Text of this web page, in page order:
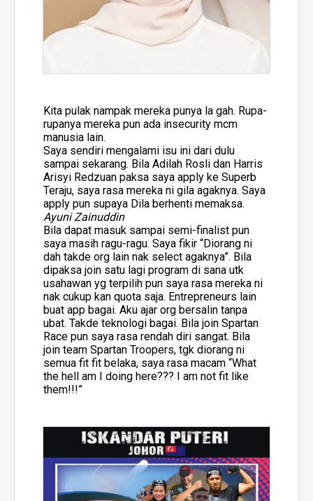
Kita pulak nampak mereka punya la gah. Rupa-
rupanya mereka pun ada insecurity mcm
manusia lain.
Saya sendiri mengalami isu ini dari dulu
sampai sekarang. Bila Adilah Rosli dan Harris
Arisyi Redzuan paksa saya apply ke Superb
Teraju, saya rasa mereka ni gila agaknya. Saya
apply pun supaya Dila berhenti memaksa.
Ayuni Zainuddin
Bila dapat masuk sampai semi-finalist pun
saya masih ragu-ragu. Saya fikir “Diorang ni
dah takde org lain nak select agaknya”. Bila
dipaksa join satu lagi program di sana utk
usahawan yg terpilih pun saya rasa mereka ni
nak cukup kan quota saja. Entrepreneurs lain
buat app bagai. Aku ajar org bersalin tanpa
ubat. Takde teknologi bagai. Bila join Spartan
Race pun saya rasa rendah diri sangat. Bila
join team Spartan Troopers, tgk diorang ni
semua fit fit belaka, saya rasa macam “What
the hell am I doing here??? I am not fit like
them!!!”